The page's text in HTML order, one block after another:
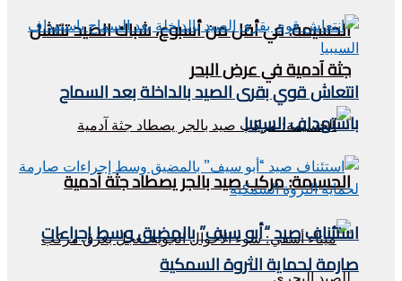
الحسيمة: في أقل من أسبوع، شباك الصيد تنتشل
جثة آدمية في عرض البحر
الحسيمة: مركب صيد بالجر يصطاد جثة آدمية
انتعاش قوي بقرى الصيد بالداخلة بعد السماح
باستهداف السيبيا
استئناف صيد “أبو سيف” بالمضيق وسط إجراءات
صارمة لحماية الثروة السمكية